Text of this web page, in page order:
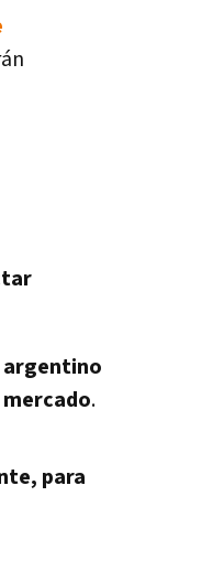
argentino
.
para